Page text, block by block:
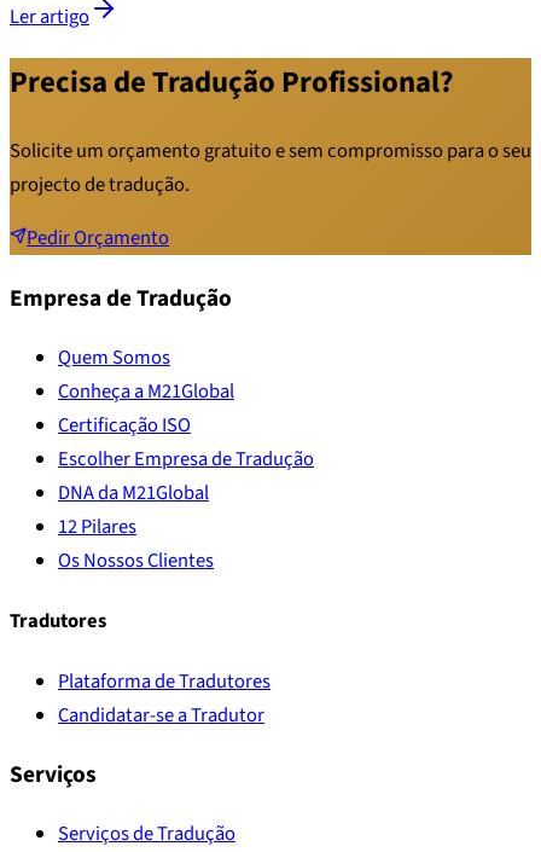
Ler artigo
Precisa de Tradução Profissional?
Solicite um orçamento gratuito e sem compromisso para o seu
projecto de tradução.
Pedir Orçamento
Empresa de Tradução
Quem Somos
Conheça a M21Global
Certificação ISO
Escolher Empresa de Tradução
DNA da M21Global
12 Pilares
Os Nossos Clientes
Tradutores
Plataforma de Tradutores
Candidatar-se a Tradutor
Serviços
Serviços de Tradução